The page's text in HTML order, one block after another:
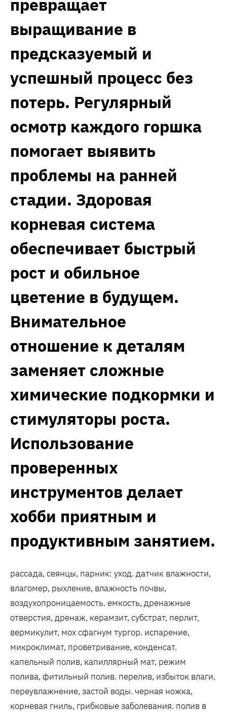
превращает
выращивание в
предсказуемый и
успешный процесс без
потерь. Регулярный
осмотр каждого горшка
помогает выявить
проблемы на ранней
стадии. Здоровая
корневая система
обеспечивает быстрый
рост и обильное
цветение в будущем.
Внимательное
отношение к деталям
заменяет сложные
химические подкормки и
стимуляторы роста.
Использование
проверенных
инструментов делает
хобби приятным и
продуктивным занятием.
рассада, сеянцы, парник: уход. датчик влажности,
влагомер, рыхление, влажность почвы,
воздухопроницаемость. емкость, дренажные
отверстия, дренаж, керамзит, субстрат, перлит,
вермикулит, мох сфагнум тургор. испарение,
микроклимат, проветривание, конденсат.
капельный полив, капиллярный мат, режим
полива, фитильный полив. перелив, избыток влаги,
переувлажнение, застой воды. черная ножка,
корневая гниль, грибковые заболевания. полив в